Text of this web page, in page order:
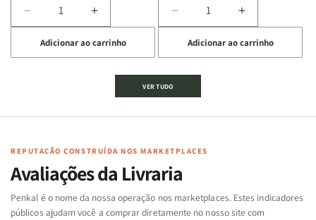
Diminuir
a
quantidade
de
Cartas
Famílias
Bíblia
-
Penkal
Aumentar
a
quantidade
de
Jogo
Cartas
Famílias
da
Bíblia
-
Penkal
Adicionar ao carrinho
Diminuir
a
quantidade
de
Jogo
|
de
Aumentar
a
quantidade
de
|
Adicionar ao carrinho
VER TUDO
REPUTAÇÃO CONSTRUÍDA NOS MARKETPLACES
Avaliações da Livraria
Penkal é o nome da nossa operação nos marketplaces. Estes indicadores
públicos ajudam você a comprar diretamente no nosso site com